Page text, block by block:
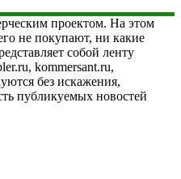
проектом. На этом
не покупают, ни какие
собой ленту
kommersant.ru,
без искажения,
публикуемых новостей